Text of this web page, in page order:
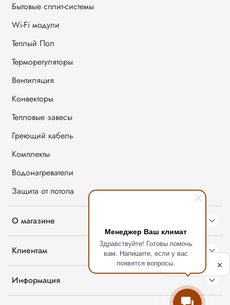
Менеджер Ваш климат
Здравствуйте! Готовы помочь
вам. Напишите, если у вас
появятся вопросы.
Бытовые сплит-системы
Wi-Fi модули
Теплый Пол
Терморегуляторы
Вентиляция
Конвекторы
Тепловые завесы
Греющий кабель
Комплекты
Водонагреватели
Защита от потопа
О магазине
Клиентам
Информация